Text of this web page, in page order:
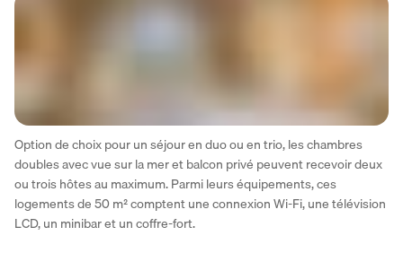
Option de choix pour un séjour en duo ou en trio, les chambres
doubles avec vue sur la mer et balcon privé peuvent recevoir deux
ou trois hôtes au maximum. Parmi leurs équipements, ces
logements de 50 m² comptent une connexion Wi-Fi, une télévision
LCD, un minibar et un coffre-fort.